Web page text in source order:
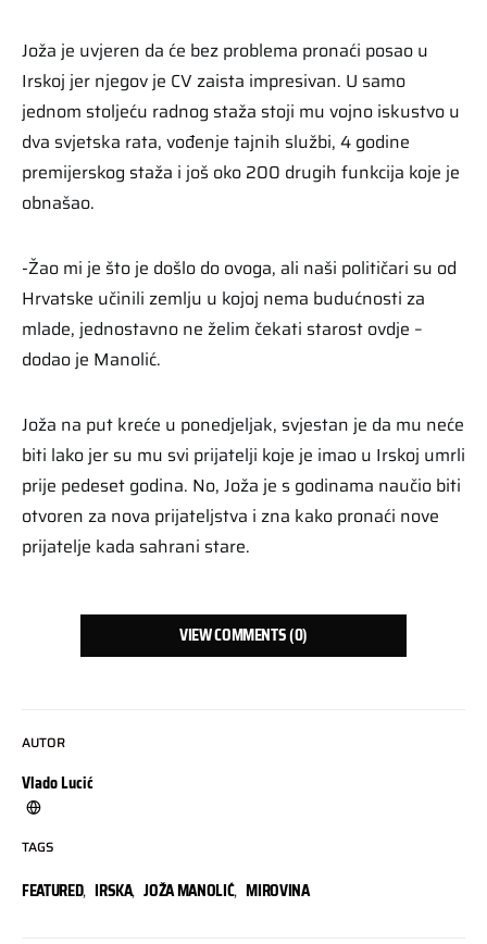
AUTOR
Vlado Lucić
TAGS
FEATURED, IRSKA, JOŽA MANOLIĆ, MIROVINA
Joža je uvjeren da će bez problema pronaći posao u
Irskoj jer njegov je CV zaista impresivan. U samo
jednom stoljeću radnog staža stoji mu vojno iskustvo u
dva svjetska rata, vođenje tajnih službi, 4 godine
premijerskog staža i još oko 200 drugih funkcija koje je
obnašao.
-Žao mi je što je došlo do ovoga, ali naši političari su od
Hrvatske učinili zemlju u kojoj nema budućnosti za
mlade, jednostavno ne želim čekati starost ovdje –
dodao je Manolić.
Joža na put kreće u ponedjeljak, svjestan je da mu neće
biti lako jer su mu svi prijatelji koje je imao u Irskoj umrli
prije pedeset godina. No, Joža je s godinama naučio biti
otvoren za nova prijateljstva i zna kako pronaći nove
prijatelje kada sahrani stare.
VIEW COMMENTS (0)